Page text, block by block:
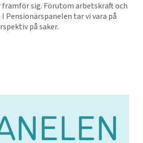
sig. Förutom arbetskraft och
tar vi vara på
på saker.